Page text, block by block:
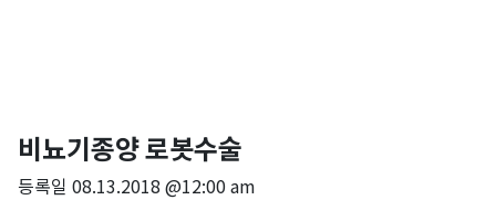
비뇨기종양 로봇수술
등록일 08.13.2018 @12:00 am